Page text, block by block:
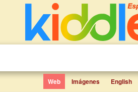
Web Imágenes English